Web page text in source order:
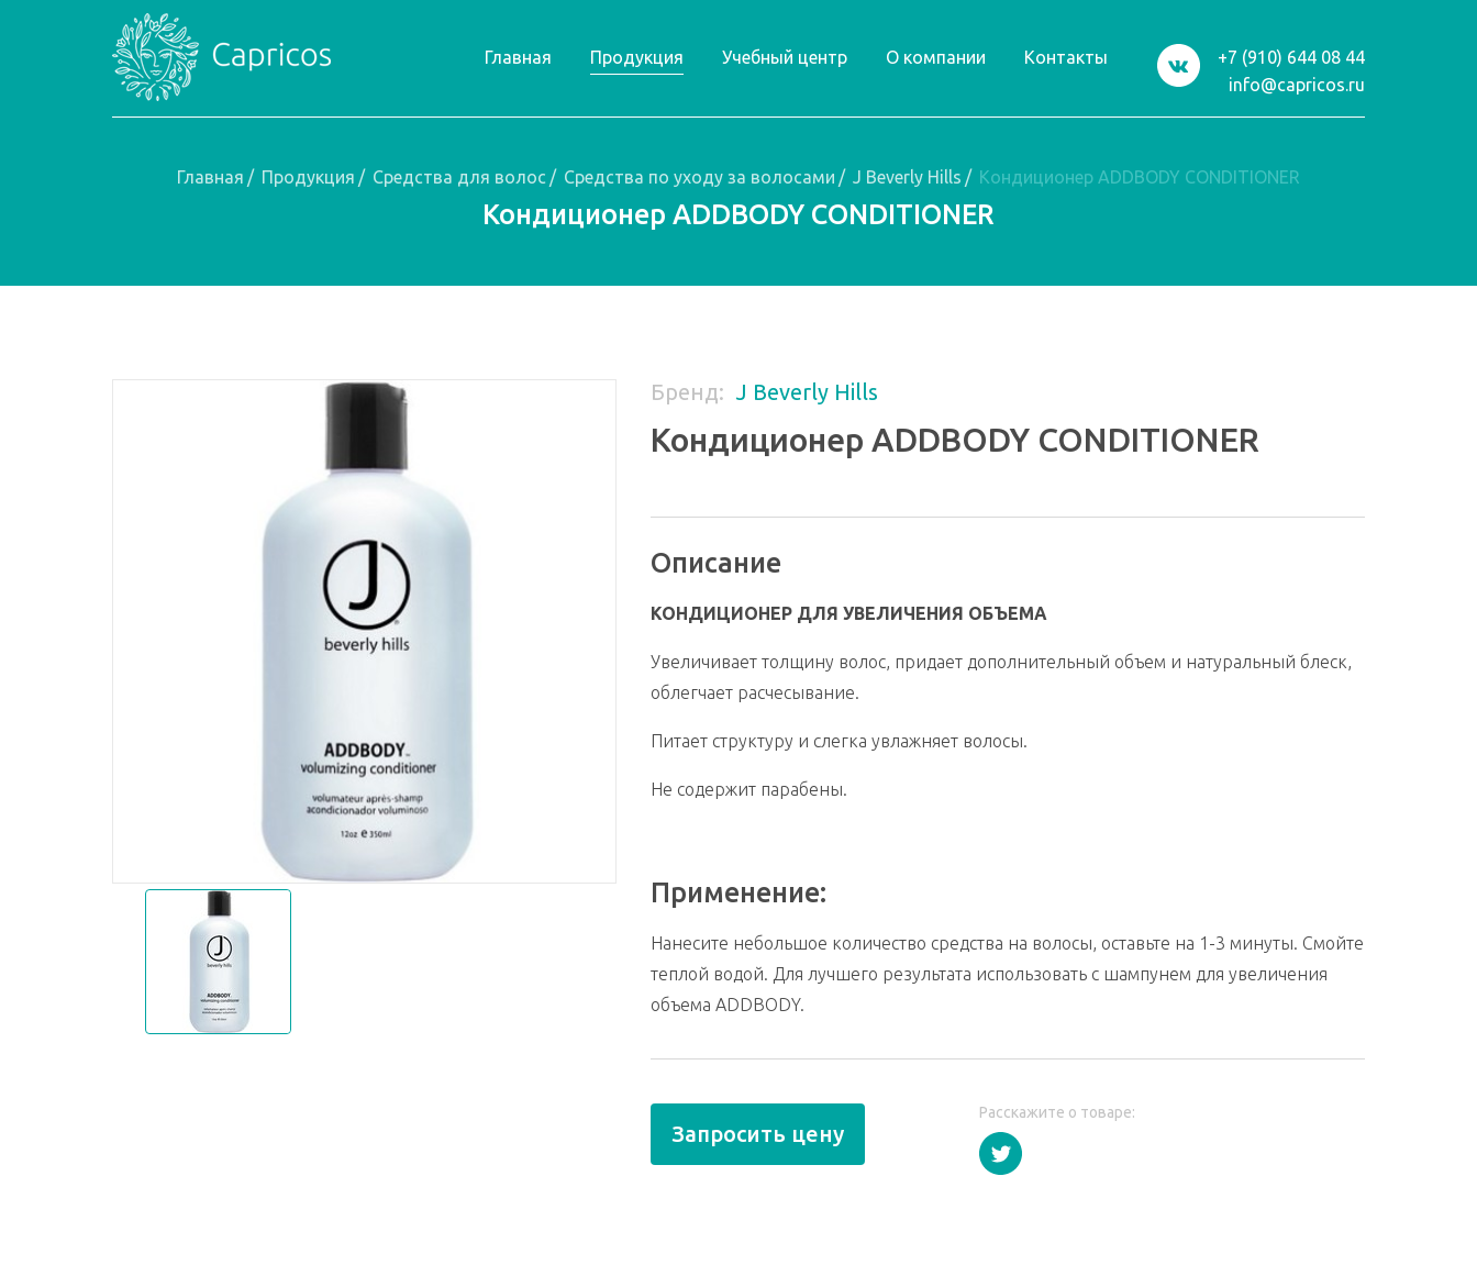
+7 (910) 644 08 44
info@capricos.ru
Главная Продукция Учебный центр О компании Контакты
Главная / Продукция / Средства для волос / Средства по уходу за волосами / J Beverly Hills / Кондиционер ADDBODY CONDITIONER
Кондиционер ADDBODY CONDITIONER
Бренд: J Beverly Hills
Кондиционер ADDBODY CONDITIONER
Описание
КОНДИЦИОНЕР ДЛЯ УВЕЛИЧЕНИЯ ОБЪЕМА
Увеличивает толщину волос, придает дополнительный объем и натуральный блеск,
облегчает расчесывание.
Питает структуру и слегка увлажняет волосы.
Не содержит парабены.
Применение:
Нанесите небольшое количество средства на волосы, оставьте на 1-3 минуты. Смойте
теплой водой. Для лучшего результата использовать с шампунем для увеличения
объема ADDBODY.
Запросить цену
Расскажите о товаре: